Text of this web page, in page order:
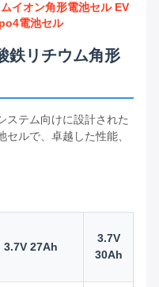
イオン角形電池セル EV
電池セル
鉄リチウム角形
ステム向けに設計された
ルで、卓越した性能、
3.7V 27Ah
3.7V
30Ah